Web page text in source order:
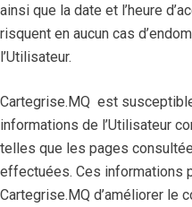
ainsi que la date et l’heure
risquent en aucun cas
l’Utilisateur.
Cartegrise.MQ est
informations de l’Utilisateur
telles que les pages
effectuées. Ces informations
Cartegrise.MQ d’améliorer le